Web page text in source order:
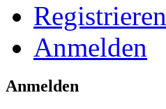
Registrieren
Anmelden
Anmelden